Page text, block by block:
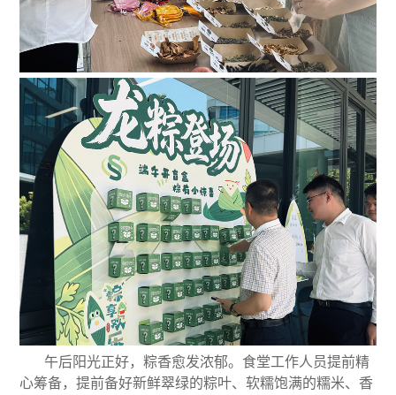
午后阳光正好，粽香愈发浓郁。食堂工作人员提前精
心筹备，提前备好新鲜翠绿的粽叶、软糯饱满的糯米、香